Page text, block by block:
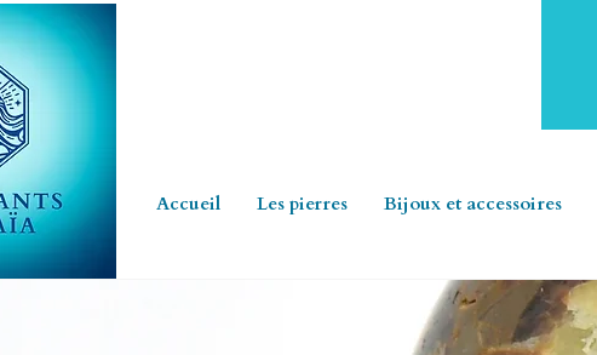
Accueil Les pierres Bijoux et accessoires